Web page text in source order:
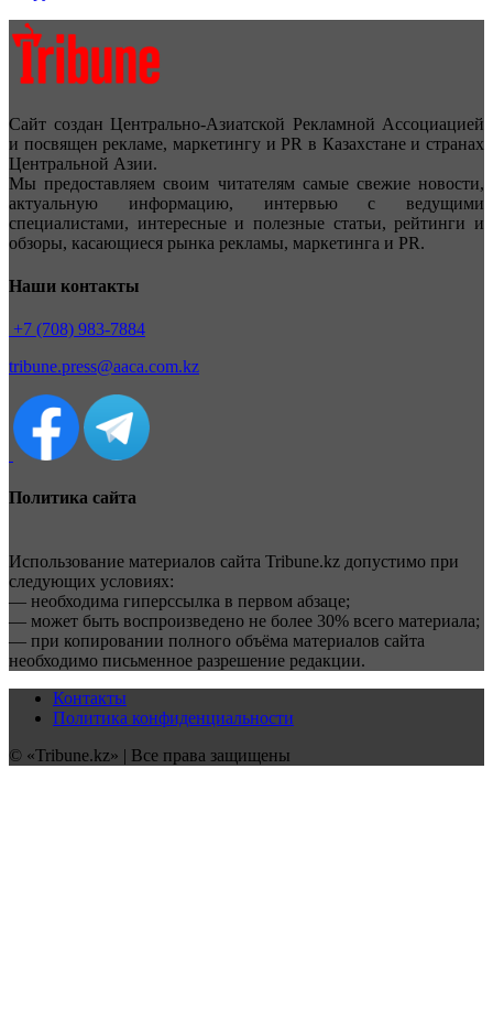
Сайт создан Центрально-Азиатской Рекламной Ассоциацией
и посвящен рекламе, маркетингу и PR в Казахстане и странах
Центральной Азии.
Мы предоставляем своим читателям самые свежие новости,
актуальную информацию, интервью с ведущими
специалистами, интересные и полезные статьи, рейтинги и
обзоры, касающиеся рынка рекламы, маркетинга и PR.
Наши контакты
+7 (708) 983-7884
tribune.press@aaca.com.kz
Политика сайта
Использование материалов сайта Tribune.kz допустимо при
следующих условиях:
— необходима гиперссылка в первом абзаце;
— может быть воспроизведено не более 30% всего материала;
— при копировании полного объёма материалов сайта
необходимо письменное разрешение редакции.
Контакты
Политика конфиденциальности
© «Tribune.kz» | Все права защищены